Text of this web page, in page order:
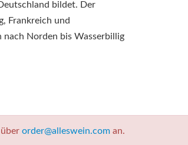
bildet. Der
Frankreich und
nach Norden bis Wasserbillig
order@alleswein.com an.